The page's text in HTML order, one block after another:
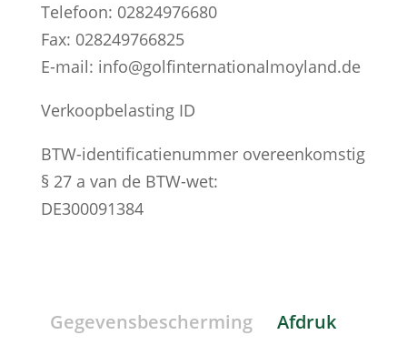
Telefoon: 02824976680
Fax: 028249766825
E-mail: info@golfinternationalmoyland.de
Verkoopbelasting ID
BTW-identificatienummer overeenkomstig
§ 27 a van de BTW-wet:
DE300091384
Gegevensbescherming Afdruk